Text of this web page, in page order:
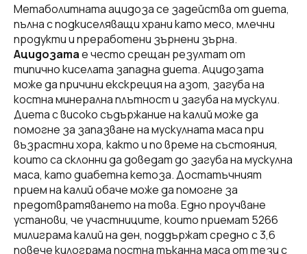
Метаболитната ацидоза се задейства от диета,
пълна с подкиселяващи храни като месо, млечни
продукти и преработени зърнени зърна.
Ацидозатае често срещан резултат от
типично киселата западна диета. Ацидозата
може да причини екскреция на азот, загуба на
костна минерална плътност и загуба на мускули.
Диета с високо съдържание на калий може да
помогне за запазване на мускулната маса при
възрастни хора, както и по време на състояния,
които са склонни да доведат до загуба на мускулна
маса, като диабетна кетоза. Достатъчният
прием на калий обаче може да помогне за
предотвратяването на това. Едно проучване
установи, че участниците, които приемат 5266
милиграма калий на ден, поддържат средно с 3,6
повече килограма постна тъканна маса от тези с